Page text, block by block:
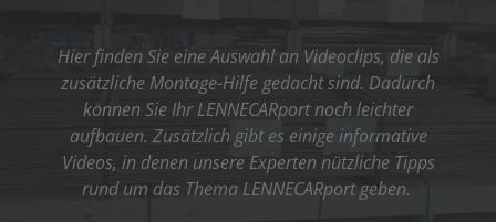
Hier finden Sie eine Auswahl an Videoclips, die als
zusätzliche Montage-Hilfe gedacht sind. Dadurch
können Sie Ihr LENNECARport noch leichter
aufbauen. Zusätzlich gibt es einige informative
Videos, in denen unsere Experten nützliche Tipps
rund um das Thema LENNECARport geben.